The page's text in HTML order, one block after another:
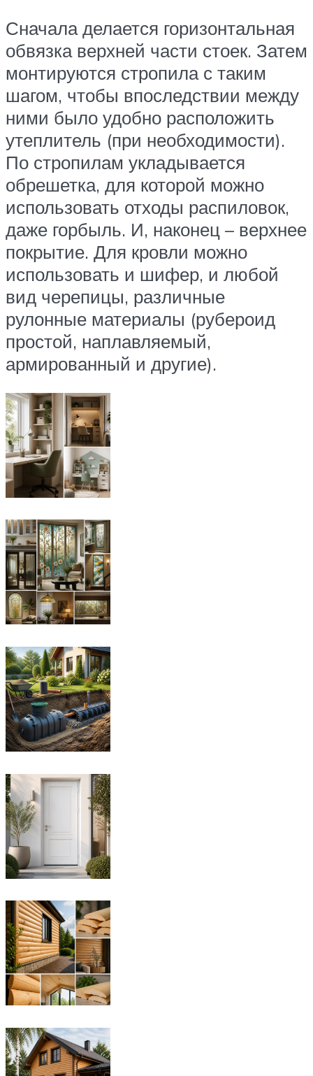
Сначала делается горизонтальная
обвязка верхней части стоек. Затем
монтируются стропила с таким
шагом, чтобы впоследствии между
ними было удобно расположить
утеплитель (при необходимости).
По стропилам укладывается
обрешетка, для которой можно
использовать отходы распиловок,
даже горбыль. И, наконец – верхнее
покрытие. Для кровли можно
использовать и шифер, и любой
вид черепицы, различные
рулонные материалы (рубероид
простой, наплавляемый,
армированный и другие).